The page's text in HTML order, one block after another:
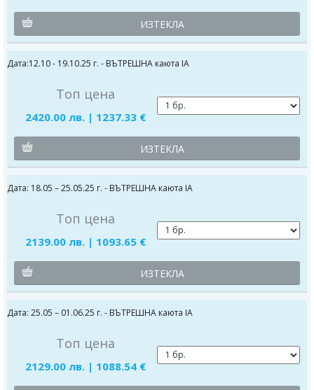
ИЗТЕКЛА
Дата:12.10 - 19.10.25 г. - ВЪТРЕШНА каюта IA
Топ цена
2420.00 лв. | 1237.33 €
ИЗТЕКЛА
Дата: 18.05 – 25.05.25 г. - ВЪТРЕШНА каюта IA
Топ цена
2139.00 лв. | 1093.65 €
ИЗТЕКЛА
Дата: 25.05 – 01.06.25 г. - ВЪТРЕШНА каюта IA
Топ цена
2129.00 лв. | 1088.54 €